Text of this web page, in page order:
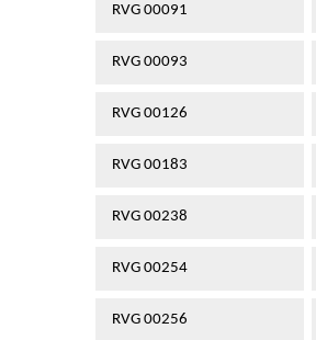
RVG 00091
RVG 00093
RVG 00126
RVG 00183
RVG 00238
RVG 00254
RVG 00256